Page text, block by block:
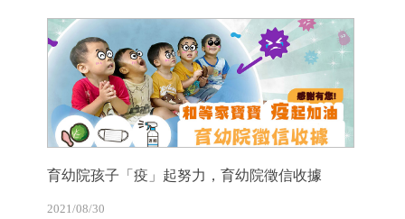
育幼院孩子「疫」起努力，育幼院徵信收據
2021/08/30